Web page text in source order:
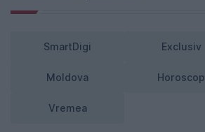
SmartDigi Exclusiv
Moldova Horoscop
Vremea